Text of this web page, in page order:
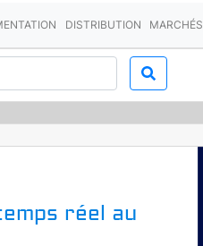
DISTRIBUTION MARCHÉS
réel au